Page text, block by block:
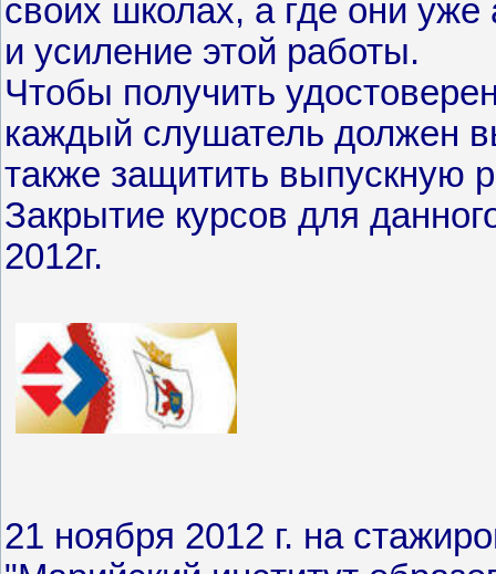
своих школах, а где они
и усиление этой работы.
Чтобы получить
каждый слушатель должен
также защитить выпускную
Закрытие курсов для
2012г.
21 ноября 2012 г. на